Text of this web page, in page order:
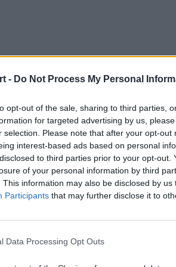
- Do Not Process My Personal
opt-out of the sale, sharing to third parties,
for targeted advertising by us,
selection. Please note that after your opt-out
interest-based ads based on personal
to third parties prior to your opt-out.
of your personal information by third
This information may also be disclosed by
Participants that may further disclose it to
Data Processing Opt Outs
polsko-polskich starć, toteż w
W pierwszym dzisiejszym meczu z
Arctic, a ich rywalem będzie
Giants, a na koniec
I w dokładnie takiej samej
będzie zaplanowany na godzinę